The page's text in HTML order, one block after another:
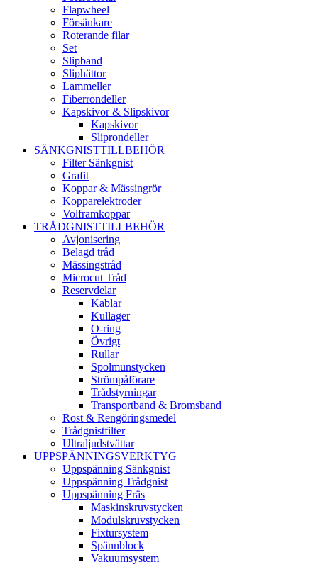
Flapwheel
Försänkare
Roterande filar
Set
Slipband
Sliphättor
Lammeller
Fiberrondeller
Kapskivor & Slipskivor
Kapskivor
Sliprondeller
SÄNKGNISTTILLBEHÖR
Filter Sänkgnist
Grafit
Koppar & Mässingrör
Kopparelektroder
Volframkoppar
TRÅDGNISTTILLBEHÖR
Avjonisering
Belagd tråd
Mässingstråd
Microcut Tråd
Reservdelar
Kablar
Kullager
O-ring
Övrigt
Rullar
Spolmunstycken
Strömpåförare
Trådstyrningar
Transportband & Bromsband
Rost & Rengöringsmedel
Trådgnistfilter
Ultraljudstvättar
UPPSPÄNNINGSVERKTYG
Uppspänning Sänkgnist
Uppspänning Trådgnist
Uppspänning Fräs
Maskinskruvstycken
Modulskruvstycken
Fixtursystem
Spännblock
Vakuumsystem